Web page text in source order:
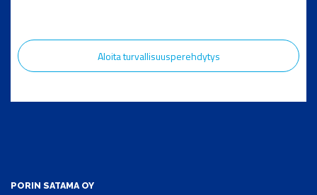
Aloita turvallisuusperehdytys
PORIN SATAMA OY